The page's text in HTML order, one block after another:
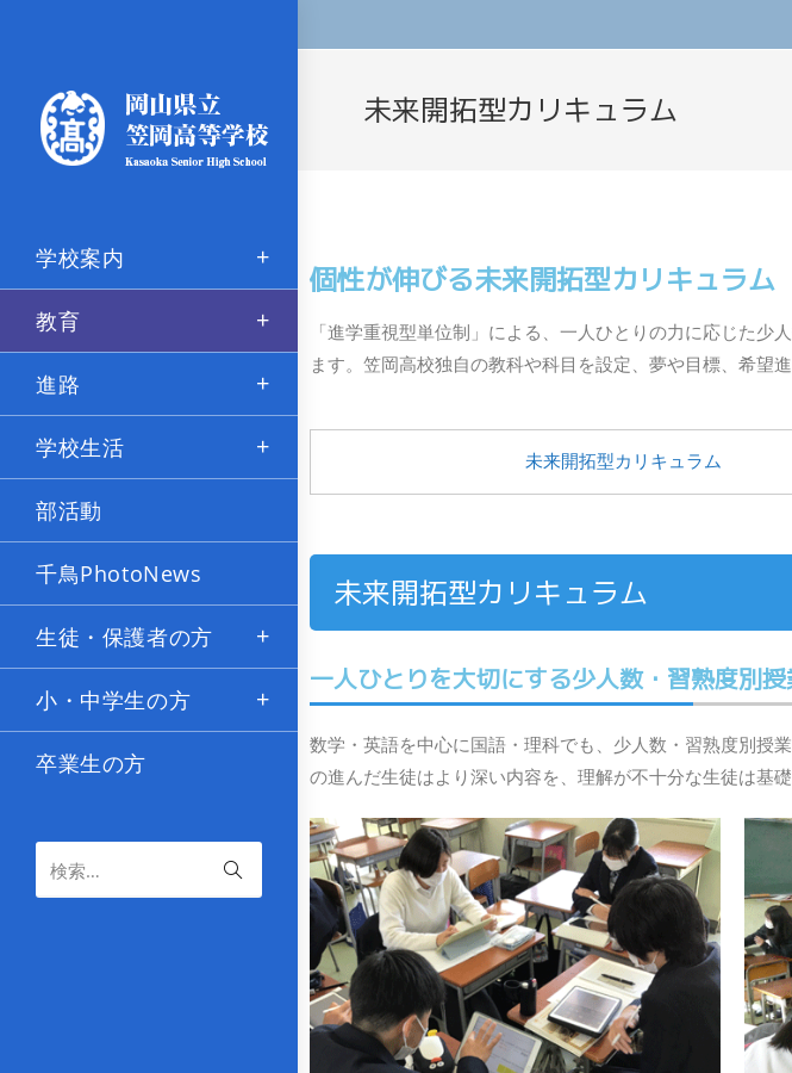
学校案内
教育
進路
学校生活
部活動
千鳥PhotoNews
生徒・保護者の方
小・中学生の方
卒業生の方
検索…
未来開拓型カリキュラム
個性が伸びる未来開拓型カリキュラム
「進学重視型単位制」による、一人ひとりの力に応じた
ます。笠岡高校独自の教科や科目を設定、夢や目標、希望
未来開拓型カリキュラム
未来開拓型カリキュラム
一人ひとりを大切にする少人数・習熟度別
数学・英語を中心に国語・理科でも、少人数・習熟度別授
の進んだ生徒はより深い内容を、理解が不十分な生徒は基